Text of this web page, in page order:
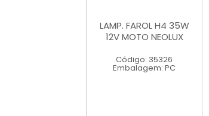
LAMP. FAROL H4 35W
12V MOTO NEOLUX
Código: 35326
Embalagem: PC